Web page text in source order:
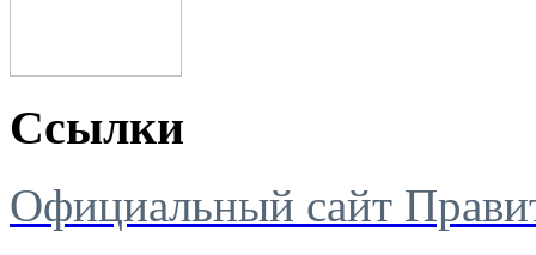
Ссылки
Официальный сайт